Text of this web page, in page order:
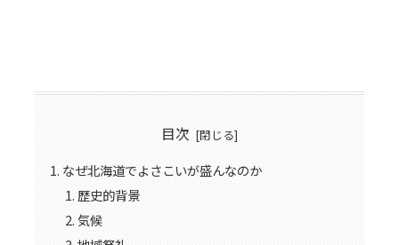
目次
なぜ北海道でよさこいが盛んなのか
歴史的背景
気候